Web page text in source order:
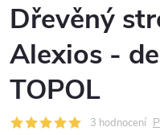
Dřevěný
Alexios -
TOPOL
3 hodnocení